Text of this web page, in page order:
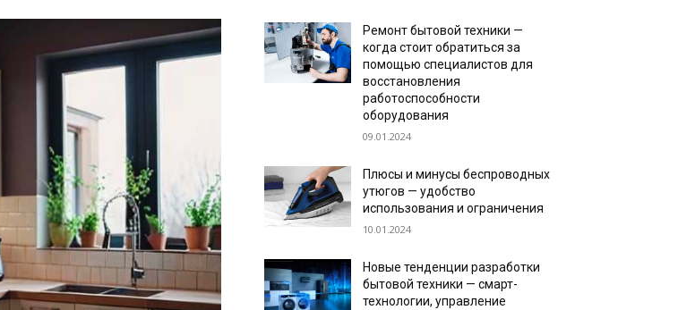
Ремонт бытовой техники —
когда стоит обратиться за
помощью специалистов для
восстановления
работоспособности
оборудования
09.01.2024
Плюсы и минусы беспроводных
утюгов — удобство
использования и ограничения
10.01.2024
Новые тенденции разработки
бытовой техники — смарт-
технологии, управление